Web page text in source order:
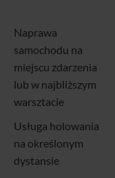
Naprawa
samochodu na
miejscu zdarzenia
lub w najbliższym
warsztacie
Usługa holowania
na określonym
dystansie